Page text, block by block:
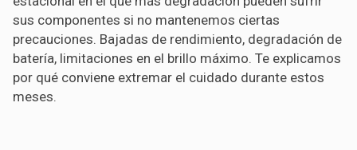
sus componentes si no mantenemos ciertas
precauciones. Bajadas de rendimiento, degradación de
batería, limitaciones en el brillo máximo. Te explicamos
por qué conviene extremar el cuidado durante estos
meses.